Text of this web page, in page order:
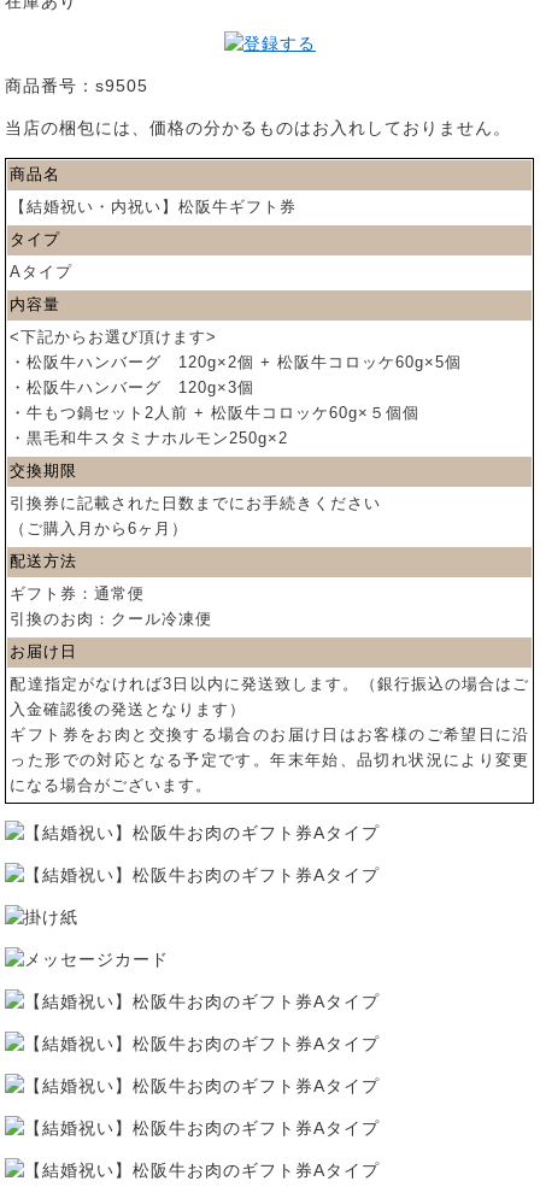
商品番号：s9505
当店の梱包には、価格の分かるものはお入れしておりません。
商品名
【結婚祝い・内祝い】松阪牛ギフト券
タイプ
Aタイプ
内容量
<下記からお選び頂けます>
・松阪牛ハンバーグ 120g×2個 + 松阪牛コロッケ60g×5個
・松阪牛ハンバーグ 120g×3個
・牛もつ鍋セット2人前 + 松阪牛コロッケ60g×５個個
・黒毛和牛スタミナホルモン250g×2
交換期限
引換券に記載された日数までにお手続きください
（ご購入月から6ヶ月）
配送方法
ギフト券：通常便
引換のお肉：クール冷凍便
お届け日
配達指定がなければ3日以内に発送致します。（銀行振込の場合はご
入金確認後の発送となります）
ギフト券をお肉と交換する場合のお届け日はお客様のご希望日に沿
った形での対応となる予定です。年末年始、品切れ状況により変更
になる場合がございます。